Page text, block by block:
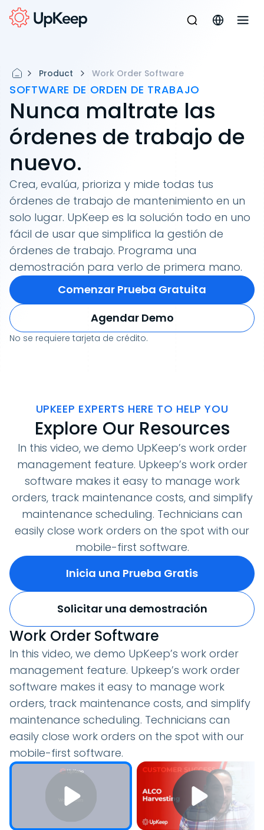
Product Work Order Software
SOFTWARE DE ORDEN DE TRABAJO
Nunca maltrate las
órdenes de trabajo de
nuevo.
Crea, evalúa, prioriza y mide todas tus
órdenes de trabajo de mantenimiento en un
solo lugar. UpKeep es la solución todo en uno
fácil de usar que simplifica la gestión de
órdenes de trabajo. Programa una
demostración para verlo de primera mano.
Comenzar Prueba Gratuita
Agendar Demo
No se requiere tarjeta de crédito.
UPKEEP EXPERTS HERE TO HELP YOU
Explore Our Resources
In this video, we demo UpKeep’s work order
management feature. Upkeep’s work order
software makes it easy to manage work
orders, track maintenance costs, and simplify
maintenance scheduling. Technicians can
easily close work orders on the spot with our
mobile-first software.
Inicia una Prueba Gratis
Solicitar una demostración
Work Order Software
In this video, we demo UpKeep’s work order
management feature. Upkeep’s work order
software makes it easy to manage work
orders, track maintenance costs, and simplify
maintenance scheduling. Technicians can
easily close work orders on the spot with our
mobile-first software.